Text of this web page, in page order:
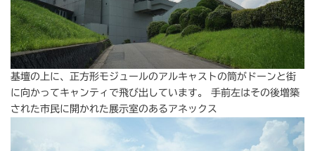
基壇の上に、正方形モジュールのアルキャストの筒がドーンと街
に向かってキャンティで飛び出しています。 手前左はその後増築
された市民に開かれた展示室のあるアネックス